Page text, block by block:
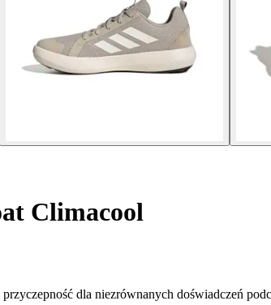
Climacool
dla niezrównanych doświadczeń